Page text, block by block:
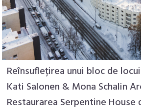
Reînsuflețirea unui bloc de
Kati Salonen & Mona Schalin
Restaurarea Serpentine House